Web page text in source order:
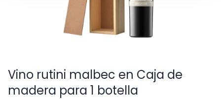
Vino rutini malbec en Caja de
madera para 1 botella